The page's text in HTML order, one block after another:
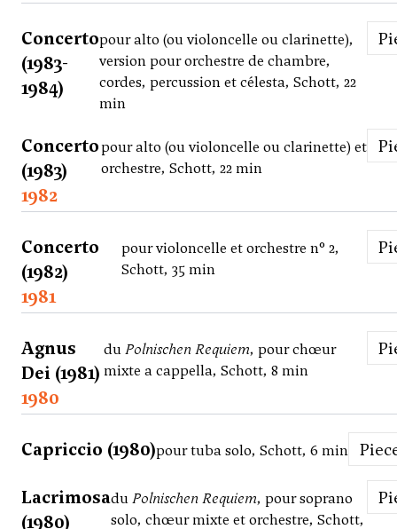
Concerto
(1983-
1984)
pour alto (ou violoncelle ou clarinette),
version pour orchestre de chambre,
cordes, percussion et célesta, Schott, 22
min
Concerto
(1983)
pour alto (ou violoncelle ou clarinette) et
orchestre, Schott, 22 min
1982
Concerto
(1982)
pour violoncelle et orchestre n° 2,
Schott, 35 min
1981
Agnus
Dei (1981)
duPolnischen Requiem, pour chœur
mixte a cappella, Schott, 8 min
1980
Capriccio (1980)pour tuba solo, Schott, 6 min
Lacrimosa
(1980)
duPolnischen Requiem, pour soprano
solo, chœur mixte et orchestre, Schott,